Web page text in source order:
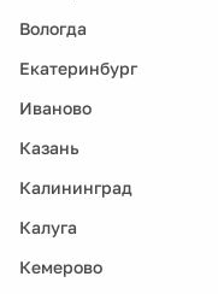
Вологда
Екатеринбург
Иваново
Казань
Калининград
Калуга
Кемерово